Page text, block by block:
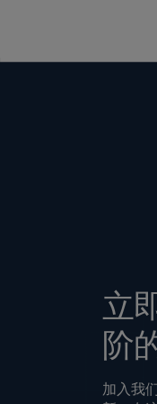
立
阶
加入我